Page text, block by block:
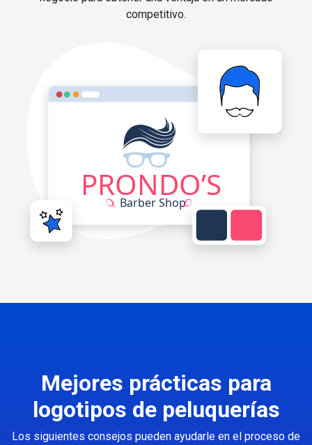
competitivo.
Mejores prácticas para
logotipos de peluquerías
Los siguientes consejos pueden ayudarle en el proceso de